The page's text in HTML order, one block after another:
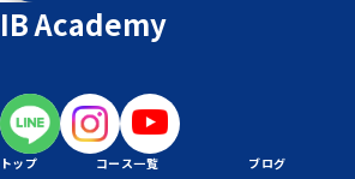
IB Academy
トップ
コース一覧
ブログ